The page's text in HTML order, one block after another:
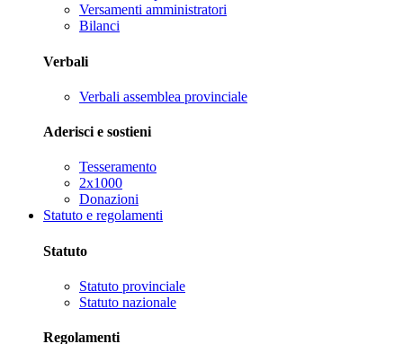
Versamenti amministratori
Bilanci
Verbali
Verbali assemblea provinciale
Aderisci e sostieni
Tesseramento
2x1000
Donazioni
Statuto e regolamenti
Statuto
Statuto provinciale
Statuto nazionale
Regolamenti